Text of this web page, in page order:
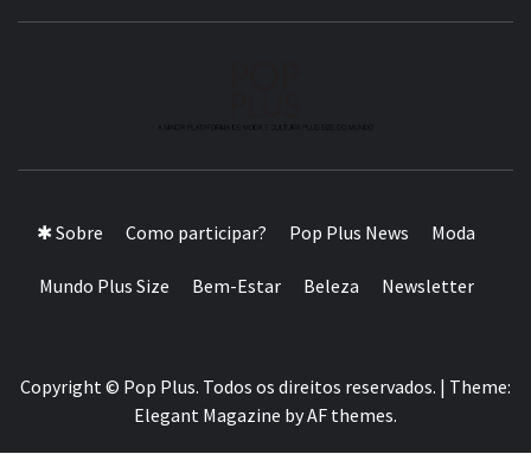
✱ Sobre Como participar? Pop Plus News Moda
Mundo Plus Size Bem-Estar Beleza Newsletter
Copyright © Pop Plus. Todos os direitos reservados. | Theme:
Elegant Magazine byAF themes.